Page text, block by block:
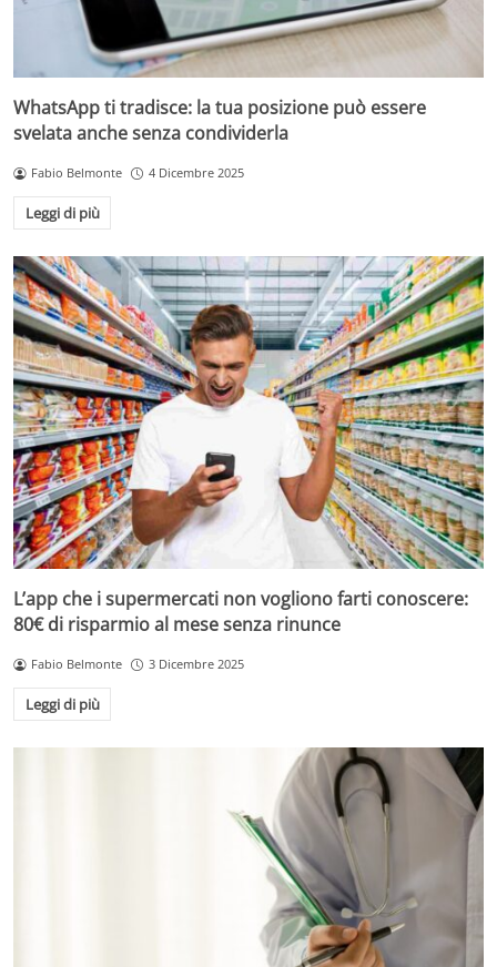
WhatsApp ti tradisce: la tua posizione può essere
svelata anche senza condividerla
Fabio Belmonte 4 Dicembre 2025
Leggi di più
L’app che i supermercati non vogliono farti conoscere:
80€ di risparmio al mese senza rinunce
Fabio Belmonte 3 Dicembre 2025
Leggi di più